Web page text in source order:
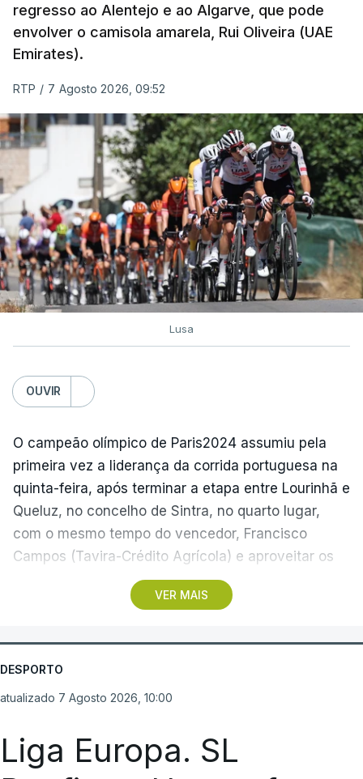
regresso ao Alentejo e ao Algarve, que pode
envolver o camisola amarela, Rui Oliveira (UAE
Emirates).
RTP / 7 Agosto 2026, 09:52
Lusa
OUVIR
VER MAIS
O campeão olímpico de Paris2024 assumiu pela
primeira vez a liderança da corrida portuguesa na
quinta-feira, após terminar a etapa entre Lourinhã e
Queluz, no concelho de Sintra, no quarto lugar,
com o mesmo tempo do vencedor, Francisco
Campos (Tavira-Crédito Agrícola) e aproveitar os
05.28 minutos perdidos pelo colega Julius
Johansen, vencedor do prólogo, para envergar a
Três anos depois da etapa que ligou Sines e Loulé,
com vitória de João Matias (Tavfer-Ovos
cidade do litoral alentejano, rumo a Albufeira, num
percurso com 180,4 quilómetros, que reúne três
DESPORTO
atualizado 7 Agosto 2026, 10:00
Liga Europa. SL